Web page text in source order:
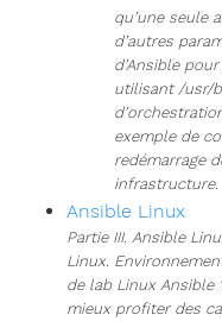
qu’une seule
d’autres
d’Ansible
utilisant /usr/
exemple de
redémarrage
infrastructure.
Ansible Linux
Partie III. Ansible
Linux.
de lab Linux Ansible
mieux profiter des